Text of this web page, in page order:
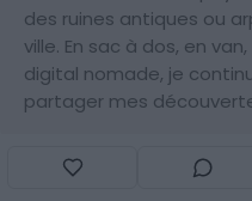
des ruines antiques ou
ville. En sac à dos, en
digital nomade, je
partager mes
0 Commentaire(s)